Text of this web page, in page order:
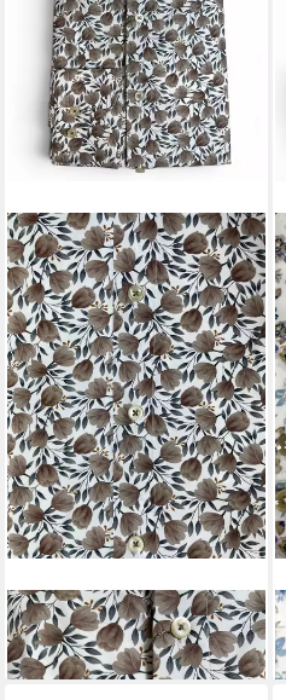
FAKTSLangarmhemd
149,95 €